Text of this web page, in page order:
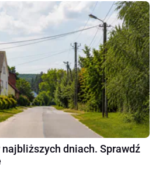
najbliższych dniach. Sprawdź